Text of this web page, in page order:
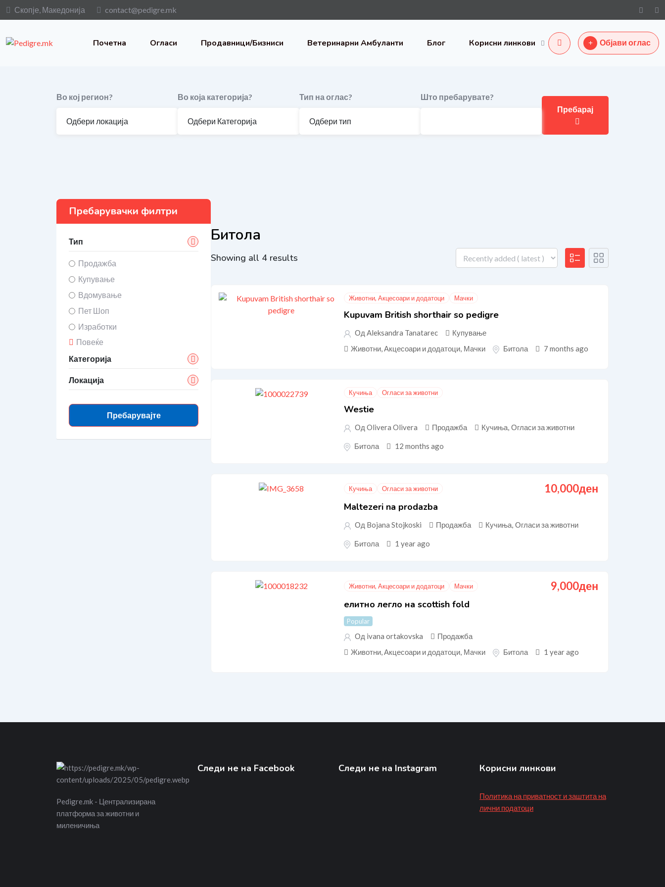
Скопје, Македонија contact@pedigre.mk
Почетна Огласи Продавници/Бизниси Ветеринарни Амбуланти Блог Корисни линкови Објави оглас
Во кој регион? Во која категорија? Тип на оглас?
Што пребарувате?
Пребарај
Битола
Showing all 4 results
Животни, Акцесоари и додатоци Мачки
Kupuvam British shorthair so pedigre
Од Aleksandra Tanatarec
Купување
Животни, Акцесоари и додатоци, Мачки Битола 7 months ago
Кучиња Огласи за животни
Westie
Од Olivera Olivera Продажба Кучиња, Огласи за животни
Битола 12 months ago
Кучиња Огласи за животни 10,000ден
Maltezeri na prodazba
Од Bojana Stojkoski Продажба Кучиња, Огласи за животни
Битола 1 year ago
Животни, Акцесоари и додатоци Мачки 9,000ден
елитно легло на scottish fold
Popular
Од ivana ortakovska
Продажба
Животни, Акцесоари и додатоци, Мачки Битола 1 year ago
Пребарувачки филтри
Тип
Продажба
Купување
Вдомување
Пет Шоп
Изработки
Повеќе
Категорија
Локација
Пребарувајте
Pedigre.mk - Централизирана
платформа за животни и
миленичиња
Следи не на Facebook Следи не на Instagram Корисни линкови
Политика на приватност и заштита на
лични податоци